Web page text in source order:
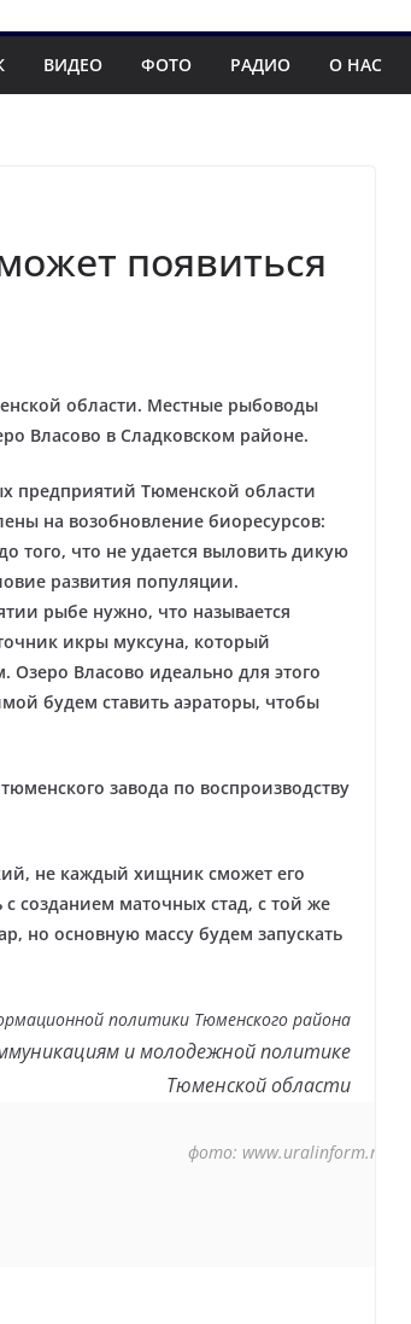
ВИДЕО ФОТО РАДИО О НАС
появиться
области. Местные рыбоводы
Власово в Сладковском районе.
предприятий Тюменской области
на возобновление биоресурсов:
того, что не удается выловить дикую
развития популяции.
рыбе нужно, что называется
икры муксуна, который
Власово идеально для этого
будем ставить аэраторы, чтобы
завода по воспроизводству
не каждый хищник сможет его
созданием маточных стад, с той же
но основную массу будем запускать
политики Тюменского района
и молодежной политике
Тюменской области
фото: www.uralinform.ru